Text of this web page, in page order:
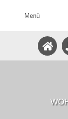
Menü